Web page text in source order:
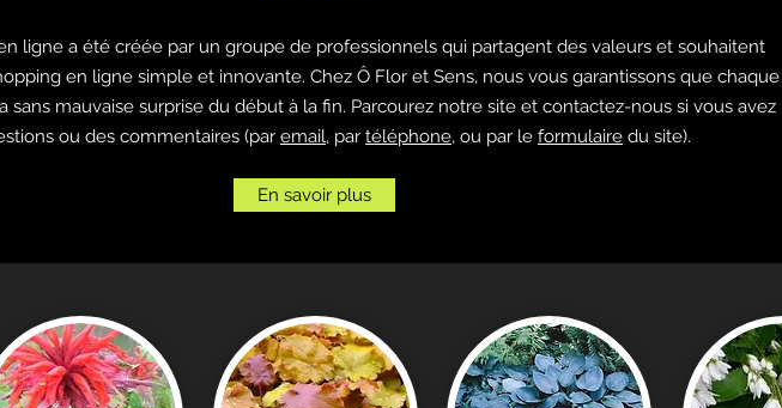
ligne a été créée par un groupe de professionnels qui partagent des valeurs et souhaitent
en ligne simple et innovante. Chez Ô Flor et Sens, nous vous garantissons que chaque
sans mauvaise surprise du début à la fin. Parcourez notre site et contactez-nous si vous avez
ou des commentaires (par email, par téléphone, ou par le formulaire du site).
En savoir plus